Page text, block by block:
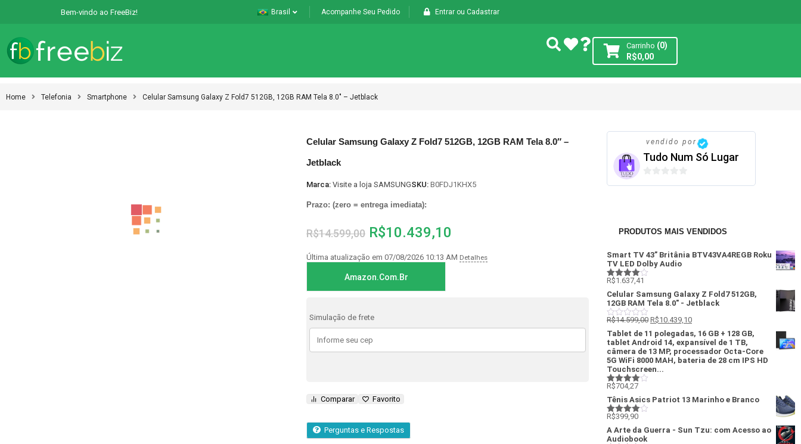
Bem-vindo ao FreeBiz! Brasil Acompanhe Seu Pedido Entrar ou Cadastrar
Carrinho (0)
R$0,00
Home Telefonia Smartphone Celular Samsung Galaxy Z Fold7 512GB, 12GB RAM Tela 8.0″ – Jetblack
Celular Samsung Galaxy Z Fold7 512GB, 12GB RAM Tela 8.0″ –
Jetblack
Marca: Visite a loja SAMSUNGSKU: B0FDJ1KHX5
Prazo: (zero = entrega imediata):
R$14.599,00 R$10.439,10
Última atualização em 07/08/2026 10:13 AM Detalhes
Amazon.com.br
Simulação de frete
Comparar Favorito
Perguntas e Respostas
vendido por
Tudo Num Só Lugar
PRODUTOS MAIS VENDIDOS
Smart TV 43” Britânia BTV43VA4REGB Roku
TV LED Dolby Audio
Avaliação
4de 5
R$1.637,41
Celular Samsung Galaxy Z Fold7 512GB,
12GB RAM Tela 8.0" - Jetblack
Avaliação
0
de
5
R$14.599,00 R$10.439,10
Tablet de 11 polegadas, 16 GB + 128 GB,
tablet Android 14, expansível de 1 TB,
câmera de 13 MP, processador Octa-Core
5G WiFi 8000 MAH, bateria de 28 cm IPS HD
Touchscreen...
Avaliação
4de 5
R$704,27
Tênis Asics Patriot 13 Marinho e Branco
Avaliação
4 de 5
R$399,90
A Arte da Guerra - Sun Tzu: com Acesso ao
Audiobook